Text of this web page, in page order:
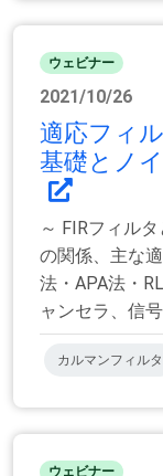
ウェビナー
2021/10/26
適応フィ
基礎とノ
～ FIRフィル
の関係、主な
法・APA法・
ャンセラ、信
カルマンフィルタ
ウェビナー